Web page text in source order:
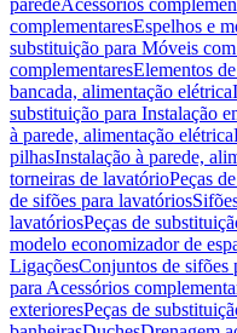
paredeAcessórios
complementaresEspelhos e
substituição para Móveis
complementaresElementos
bancada, alimentação elétrica
substituição para Instalação
à parede, alimentação elétrica
pilhasInstalação à parede,
torneiras de lavatórioPeças
de sifões para lavatórios
lavatóriosPeças de
modelo economizador de
LigaçõesConjuntos de sifões
para Acessórios
exterioresPeças de